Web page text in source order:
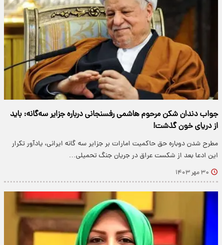
جواب دندان شکن مرحوم هاشمی رفسنجانی درباره جزایر سه‌گانه: باید
از دریای خون گذشت!
مطرح شدن دوباره حق حاکمیت امارات بر جزایر سه گانه ایرانی، یادآور تکرار
این ادعا بعد از شکست عراق در جریان جنگ تحمیلی…
۳۰ مهر ۱۴۰۳